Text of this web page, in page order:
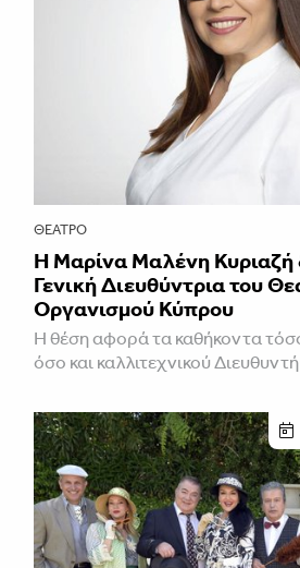
ΘΈΑΤΡΟ
Η Μαρίνα Μαλένη Κυριαζή
Γενική Διευθύντρια του
Οργανισμού Κύπρου
Η θέση αφορά τα καθήκοντα
όσο και καλλιτεχνικού Διευθυντή